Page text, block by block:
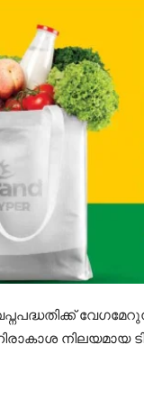
നിലയമായ